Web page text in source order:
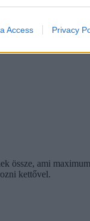
Access Privacy
össze, ami
kettővel.